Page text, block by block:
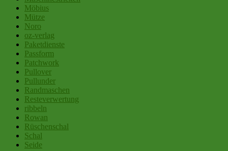
Möbius
Mütze
Noro
oz-verlag
Paketdienste
Passform
Patchwork
Pullover
Pullunder
Randmaschen
Resteverwertung
ribbeln
Rowan
Rüschenschal
Schal
Seide